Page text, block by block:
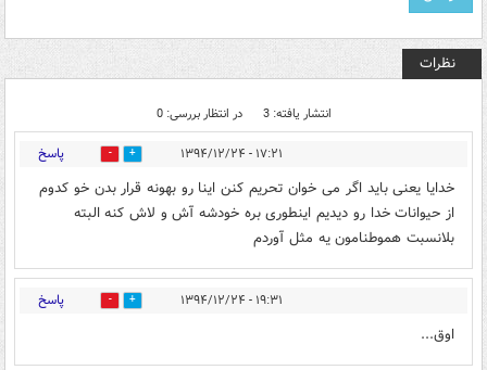
نظرات
انتشار یافته: 3 در انتظار بررسی: 0
۱۷:۲۱ - ۱۳۹۴/۱۲/۲۴ 0 پاسخ
خدایا یعنی باید اگر می خوان تحریم کنن اینا رو بهونه قرار بدن خو کدوم
از حیوانات خدا رو دیدیم اینطوری بره خودشه آش و لاش کنه البته
بلانسبت هموطنامون یه مثل آوردم
۱۹:۳۱ - ۱۳۹۴/۱۲/۲۴ 0 پاسخ
اوق...